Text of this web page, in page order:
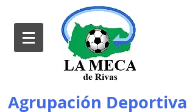
Agrupación Deportiva